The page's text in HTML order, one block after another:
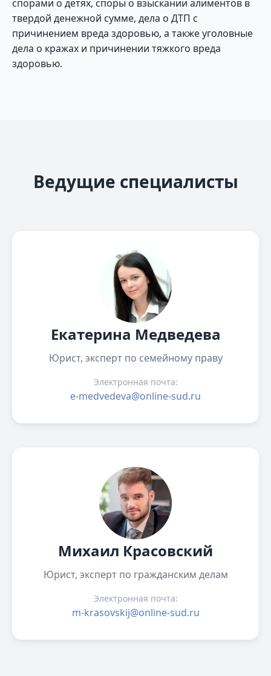
спорами о детях, споры о взыскании алиментов в
твердой денежной сумме, дела о ДТП с
причинением вреда здоровью, а также уголовные
дела о кражах и причинении тяжкого вреда
здоровью.
Ведущие специалисты
Екатерина Медведева
Юрист, эксперт по семейному праву
Электронная почта:
e-medvedeva@online-sud.ru
Михаил Красовский
Юрист, эксперт по гражданским делам
Электронная почта:
m-krasovskij@online-sud.ru